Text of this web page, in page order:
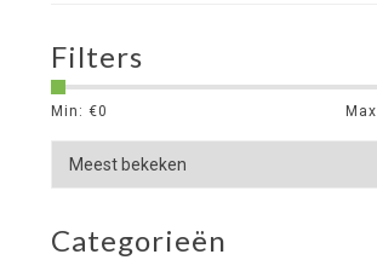
Filters
Min: €0
Categorieën